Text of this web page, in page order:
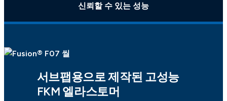
신뢰할 수 있는 성능
서브팹용으로 제작된 고성능
FKM 엘라스토머